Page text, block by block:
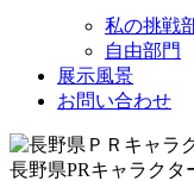
私の挑戦
自由部門
展示風景
お問い合わせ
長野県PRキャラクタ